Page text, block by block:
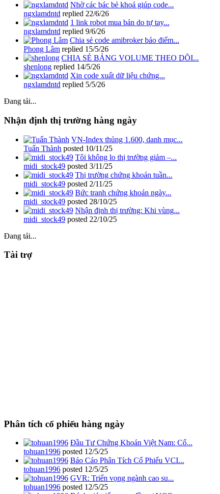
Nhờ các bác bẻ khoá giúp code...
ngxlamdntd replied 22/6/26
1 link robot mua bán do tự tay...
ngxlamdntd replied 9/6/26
Chia sẻ code amibroker báo điểm...
Phong Lâm replied 15/5/26
CHIA SẺ BẢNG VOLUME THEO DÕI...
shenlong replied 14/5/26
Xin code xuất dữ liệu chứng...
ngxlamdntd replied 5/5/26
Đang tải...
Nhận định thị trường hàng ngày
VN-Index thủng 1.600, danh mục...
Tuấn Thành posted 10/11/25
Tôi không lo thị trường giảm –...
midi_stock49 posted 3/11/25
Thị trường chứng khoán tuần...
midi_stock49 posted 2/11/25
Bức tranh chứng khoán ngày...
midi_stock49 posted 28/10/25
Nhận định thị trường: Khi vùng...
midi_stock49 posted 22/10/25
Đang tải...
Tài trợ
Phân tích cổ phiếu hàng ngày
Đầu Tư Chứng Khoán Việt Nam: Cổ...
tohuan1996 posted 12/5/25
Báo Cáo Phân Tích Cổ Phiếu VCI...
tohuan1996 posted 12/5/25
GVR: Triển vọng ngành cao su...
tohuan1996 posted 12/5/25